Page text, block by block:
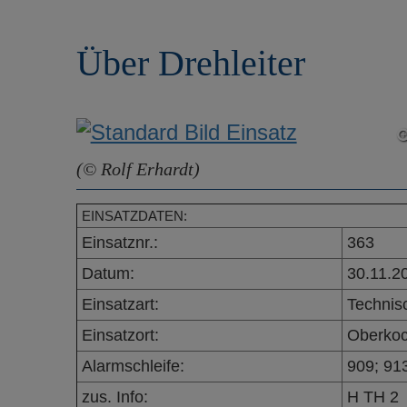
Über Drehleiter
(© Rolf Erhardt)
EINSATZDATEN:
Einsatznr.:
363
Datum:
Einsatzart:
Einsatzort:
Alarmschleife:
909;
zus. Info:
H TH 2